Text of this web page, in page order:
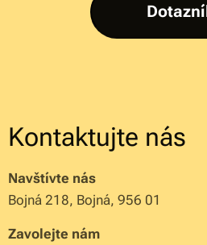
Kontaktujte nás
Navštívte nás
Bojná 218, Bojná, 956 01
Zavolejte nám